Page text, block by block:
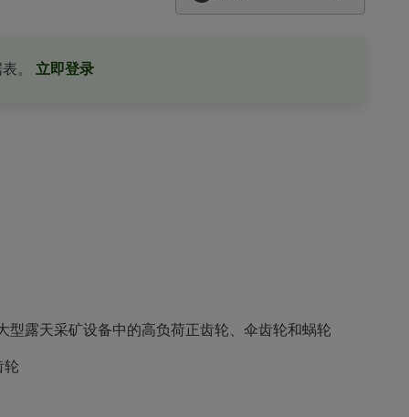
。 立即登录
露天采矿设备中的高负荷正齿轮、伞齿轮和蜗轮
轮